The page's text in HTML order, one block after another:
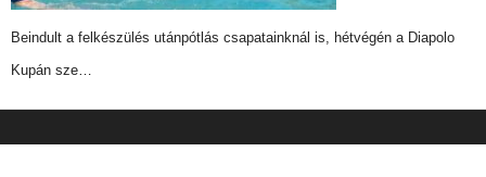
Beindult a felkészülés utánpótlás csapatainknál is, hétvégén a Diapolo
Kupán sze…